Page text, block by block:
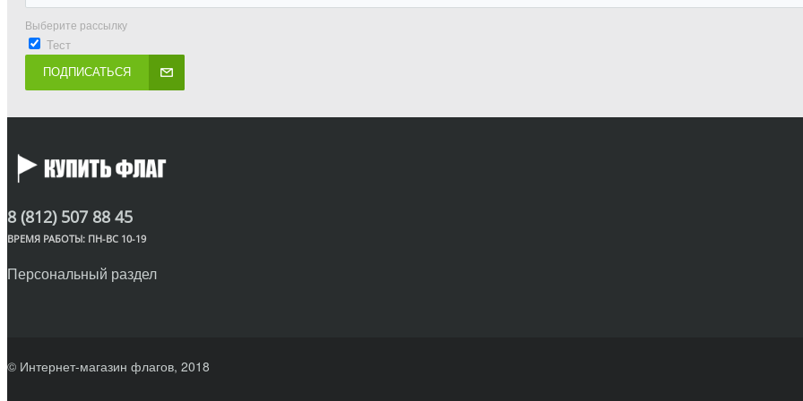
Выберите рассылку
Тест
ПОДПИСАТЬСЯ
8 (812) 507 88 45
ВРЕМЯ РАБОТЫ: ПН-ВС 10-19
Персональный раздел
© Интернет-магазин флагов, 2018